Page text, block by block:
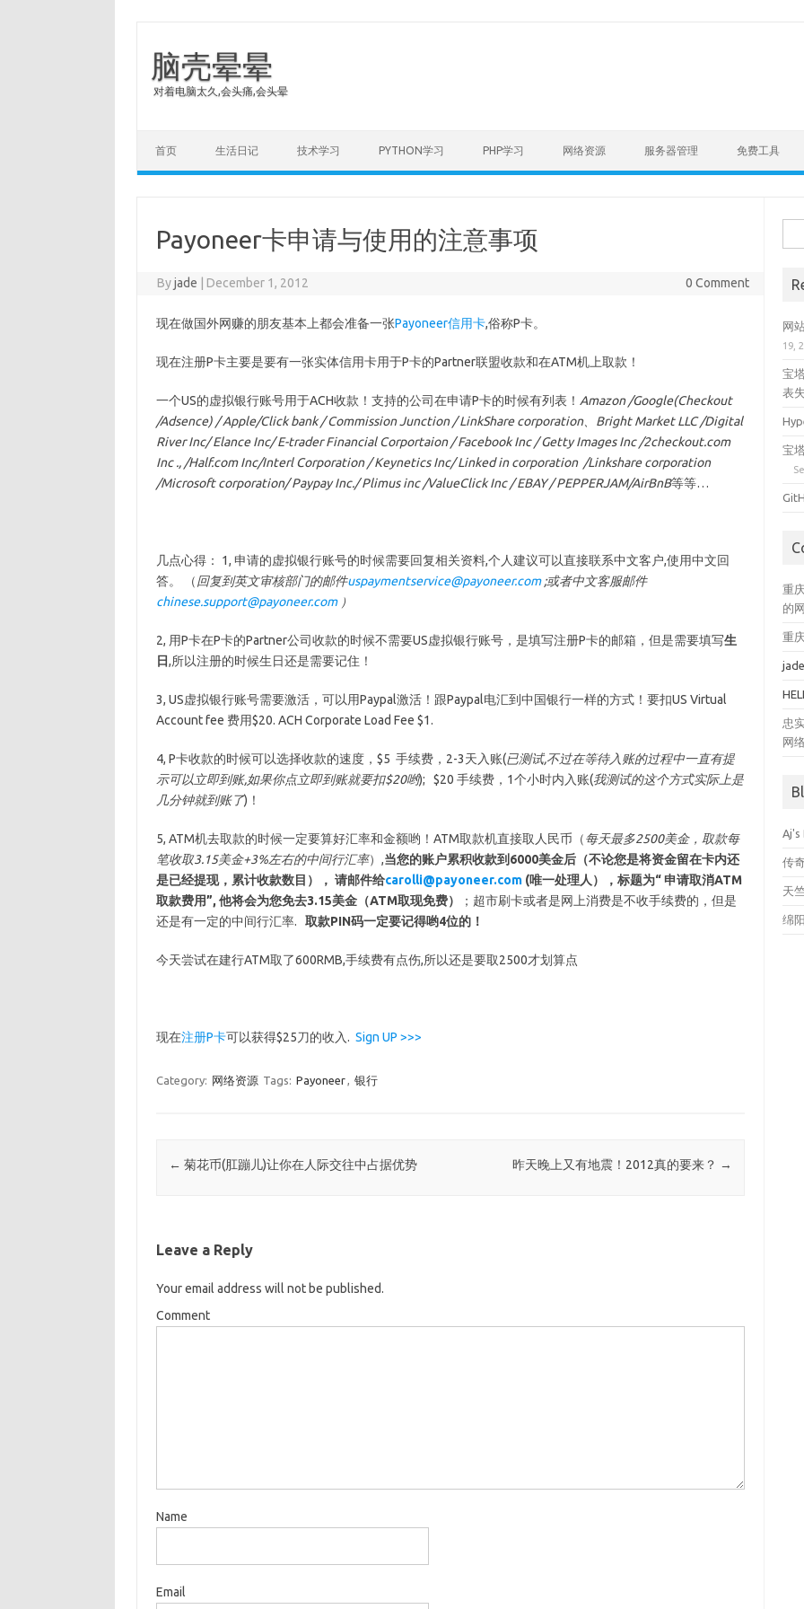
脑壳晕晕
对着电脑太久,会头痛,会头晕
首页 生活日记 技术学习 PYTHON学习 PHP学习 网络资源 服务器管理 免费工具
Payoneer卡申请与使用的注意事项
Byjade December 1, 2012 0 Comment
现在做国外网赚的朋友基本上都会准备一张Payoneer信用卡,俗称P卡。
现在注册P卡主要是要有一张实体信用卡用于P卡的Partner联盟收款和在ATM机上取款！
一个US的虚拟银行账号用于ACH收款！支持的公司在申请P卡的时候有列表！ Amazon /Google(Checkout
/Adsence) / Apple/Click bank / Commission Junction / LinkShare corporation、Bright Market LLC /Digital
River Inc/ Elance Inc/ E-trader Financial Corportaion / Facebook Inc / Getty Images Inc /2checkout.com
Inc ., /Half.com Inc/Interl Corporation / Keynetics Inc/ Linked in corporation /Linkshare corporation
/Microsoft corporation/ Paypay Inc./ Plimus inc /ValueClick Inc / EBAY / PEPPERJAM/AirBnB等等…
几点心得： 1, 申请的虚拟银行账号的时候需要回复相关资料,个人建议可以直接联系中文客户,使用中文回
答。 （回复到英文审核部门的邮件uspaymentservice@payoneer.com;或者中文客服邮件
chinese.support@payoneer.com）
2, 用P卡在P卡的Partner公司收款的时候不需要US虚拟银行账号，是填写注册P卡的邮箱，但是需要填写生
日,所以注册的时候生日还是需要记住！
3, US虚拟银行账号需要激活，可以用Paypal激活！跟Paypal电汇到中国银行一样的方式！要扣US Virtual
Account fee 费用$20. ACH Corporate Load Fee $1.
4, P卡收款的时候可以选择收款的速度，$5 手续费，2-3天入账(已测试,不过在等待入账的过程中一直有提
示可以立即到账,如果你点立即到账就要扣$20哟); $20 手续费，1个小时内入账(我测试的这个方式实际上是
几分钟就到账了)！
5, ATM机去取款的时候一定要算好汇率和金额哟！ATM取款机直接取人民币（每天最多2500美金，取款每
笔收取3.15美金+3%左右的中间行汇率）,当您的账户累积收款到6000美金后（不论您是将资金留在卡内还
是已经提现，累计收款数目）， 请邮件给carolli@payoneer.com(唯一处理人），标题为“ 申请取消ATM
取款费用”, 他将会为您免去3.15美金（ATM取现免费）
；超市刷卡或者是网上消费是不收手续费的，但是
还是有一定的中间行汇率. 取款PIN码一定要记得哟4位的！
今天尝试在建行ATM取了600RMB,手续费有点伤,所以还是要取2500才划算点
现在注册P卡可以获得$25刀的收入. Sign UP >>>
Category: 网络资源 Tags: Payoneer, 银行
Post navigation
← 菊花币(肛蹦儿)让你在人际交往中占据优势 昨天晚上又有地震！2012真的要来？ →
Leave a Reply
Your email address will not be published.
Comment
Name
Email
网
19,
宝
表
宝
重
的
重
忠
网
Aj's
传
天
绵